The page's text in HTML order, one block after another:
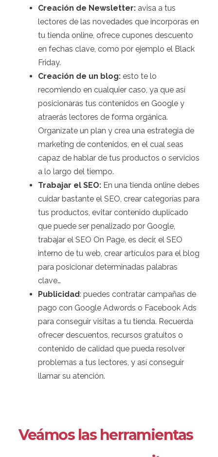
Creación de Newsletter: avisa a tus
lectores de las novedades que incorporas en
tu tienda online, ofrece cupones descuento
en fechas clave, como por ejemplo el Black
Friday.
Creación de un blog: esto te lo
recomiendo en cualquier caso, ya que así
posicionaras tus contenidos en Google y
atraerás lectores de forma orgánica.
Organízate un plan y crea una estrategia de
marketing de contenidos, en el cual seas
capaz de hablar de tus productos o servicios
a lo largo del tiempo.
Trabajar el SEO: En una tienda online debes
cuidar bastante el SEO, crear categorías para
tus productos, evitar contenido duplicado
que puede ser penalizado por Google,
trabajar el SEO On Page, es decir, el SEO
interno de tu web, crear artículos para el blog
para posicionar determinadas palabras
clave…
Publicidad: puedes contratar campañas de
pago con Google Adwords o Facebook Ads
para conseguir visitas a tu tienda. Recuerda
ofrecer descuentos, recursos gratuitos o
contenido de calidad que pueda resolver
problemas a tus lectores, y así conseguir
llamar su atención.
Veámos las herramientas